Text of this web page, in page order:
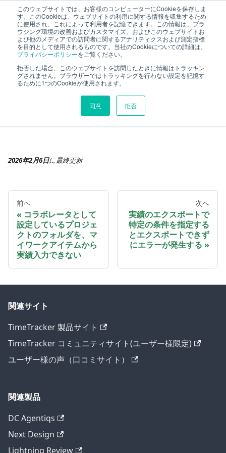
このウェブサイトでは、お客様のコンピューターにCookieを保存しま
す。このCookieは、ウェブサイトの利用に関する情報を収集するため
に使用され、これによって利用者を記憶できます。この情報は、ブラ
ウジング環境の改善およびカスタマイズ、およびこのウェブサイトお
よび他のメディアでの訪問者に関するアナリティクスおよび測定指標
を目的として使用されるものです。当社のCookieについての詳細は、
プライバシーポリシーをご覧ください。
拒否した場合、このウェブサイトを訪問したときに情報はトラッキン
グされません。ブラウザーではトラッキングを行わない設定を記憶す
るために1つのCookieが使用されます。
同意 拒否
TimeTracker RX ヘルプ
既知の問題
問題の詳細
---以下、解消した問題---------
2026年2月6日に最終更新
前へ
コラボレータとして
設定しているプロジェ
クトのフォルダを、マ
イワークアイテムから
実績入力できない
次へ
実績のエクスポートで
特定の条件を指定する
とエクスポートできず
にエラーが発生する
関連サイト
TimeTracker 製品サイト
TimeTracker コミュニティサイト(ユーザー様限定)
ユーザー様の声（口コミサイト）
関連製品
DC Agentiqs
Next Design
Lightning Review